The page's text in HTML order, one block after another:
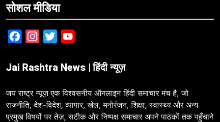
सोशल मीडिया
FacebookInstagram
Twitter
Jai Rashtra News | हिंदी न्यूज़
जय राष्ट्र न्यूज़ एक विश्वसनीय ऑनलाइन हिंदी समाचार मंच है, जो
राजनीति, देश-विदेश, व्यापार, खेल, मनोरंजन, शिक्षा, स्वास्थ्य और अन्य
प्रमुख विषयों पर तेज़, सटीक और निष्पक्ष समाचार अपने पाठकों तक पहुँचाने